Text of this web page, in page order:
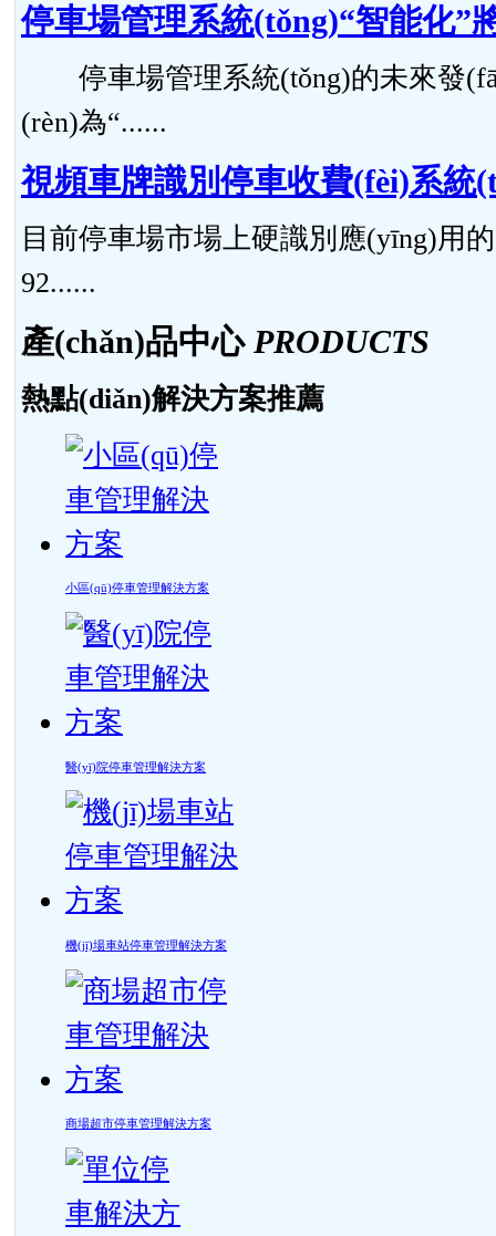
停車場管理系統(tǒng)“智能化”
停車場管理系統(tǒng)的未來發
(rèn)為“......
視頻車牌識別停車收費(fèi)系統
目前停車場市場上硬識別應(yīng)用
92......
產(chǎn)品中心 PRODUCTS
熱點(diǎn)解決方案推薦
小區(qū)停車管理解決方案
醫(yī)院停車管理解決方案
機(jī)場車站停車管理解決方案
商場超市停車管理解決方案